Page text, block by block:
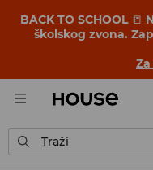
BACK TO SCHOOL 📒
školskog zvona.
Traži